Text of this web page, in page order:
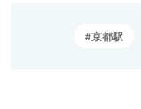
京都駅